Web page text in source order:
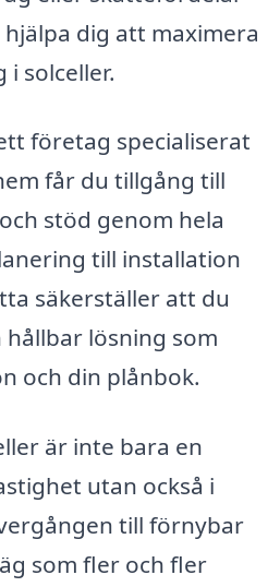
dig att maximera
i solceller.
företag specialiserat
får du tillgång till
stöd genom hela
till installation
säkerställer att du
lösning som
och din plånbok.
är inte bara en
utan också i
till förnybar
som fler och fler